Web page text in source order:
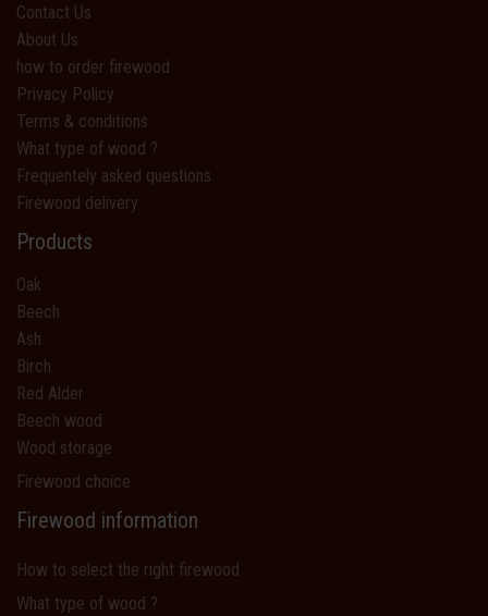
Contact Us
About Us
how to order firewood
Privacy Policy
Terms & conditions
What type of wood ?
Frequentely asked questions
Firewood delivery
Products
Oak
Beech
Ash
Birch
Red Alder
Beech wood
Wood storage
Firewood choice
Firewood information
How to select the right firewood
What type of wood ?